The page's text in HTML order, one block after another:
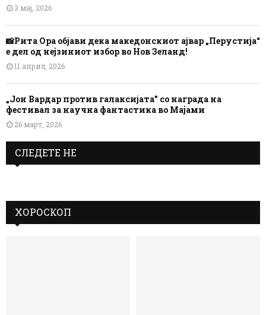
3 мај, 2026
📸Рита Ора објави дека македонскиот ајвар „Перустија“
е дел од нејзиниот избор во Нов Зеланд!
11 април, 2026
„Јон Вардар против галаксијата” со награда на
фестивал за научна фантастика во Мајами
26 март, 2026
СЛЕДЕТЕ НЕ
ХОРОСКОП